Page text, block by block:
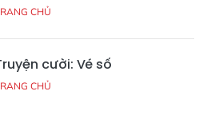
CHỦ
cười: Vé số
CHỦ